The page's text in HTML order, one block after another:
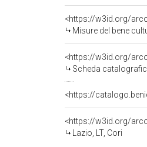
<https://w3id.org/
Misure del bene
<https://w3id.org/
Scheda
<https://
<https://w3id.org/
Lazio, LT, Cori